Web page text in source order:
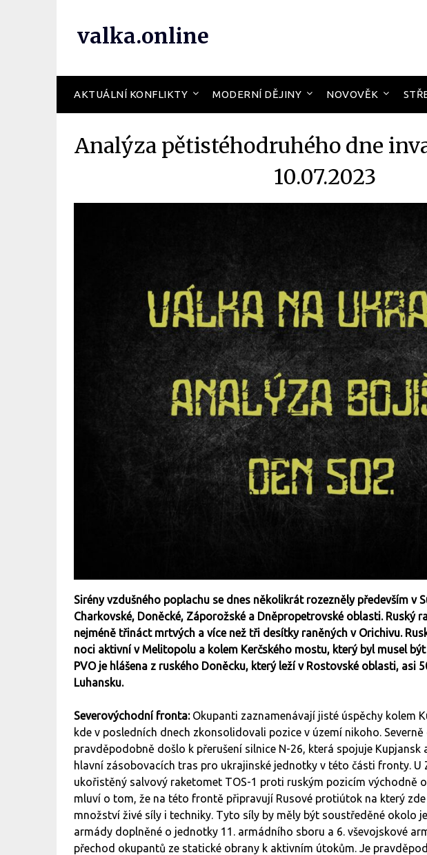
valka.online
AKTUÁLNÍ KONFLIKTY MODERNÍ DĚJINY NOVOVĚK
Analýza pětistéhodruhého dne
10.07.2023
Sirény vzdušného poplachu se dnes několikrát rozezněly především v
Charkovské, Doněcké, Záporožské a Dněpropetrovské oblasti. Ruský
nejméně třináct mrtvých a více než tři desítky raněných v Orichivu.
noci aktivní v Melitopolu a kolem Kerčského mostu, který byl musel
PVO je hlášena z ruského Doněcku, který leží v Rostovské oblasti, asi
Luhansku.
Severovýchodní fronta: Okupanti zaznamenávají jisté úspěchy kolem
kde v posledních dnech zkonsolidovali pozice v území nikoho.
pravděpodobně došlo k přerušení silnice N-26, která spojuje Kupjansk
hlavní zásobovacích tras pro ukrajinské jednotky v této části fronty. U
ukořistěný salvový raketomet TOS-1 proti ruským pozicím východně
mluví o tom, že na této frontě připravují Rusové protiútok na který
množství živé síly i techniky. Tyto síly by měly být soustředěné okolo
armády doplněné o jednotky 11. armádního sboru a 6. vševojskové
přechod okupantů ze statické obrany k aktivním útokům. Je